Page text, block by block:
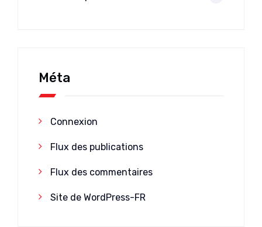
Méta
Connexion
Flux des publications
Flux des commentaires
Site de WordPress-FR